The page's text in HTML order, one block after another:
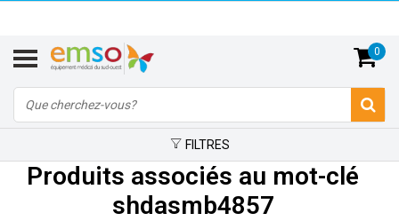
0
FILTRES
Produits associés au mot-clé
shdasmb4857